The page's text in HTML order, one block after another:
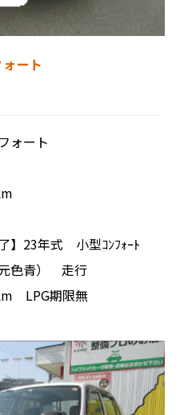
ート
ォート
了】23年式 小型ｺﾝﾌｫｰﾄ
色青） 走行
LPG期限無